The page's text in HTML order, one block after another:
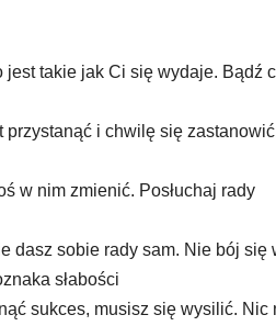
takie jak Ci się wydaje. Bądź
i chwilę się
w nim zmienić. Posłuchaj rady
dasz sobie rady sam. Nie bój się
słabości
sukces, musisz się wysilić. Nic